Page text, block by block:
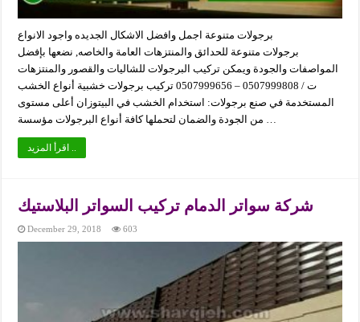
برجولات متنوعة اجمل وافضل الاشكال الجديده واجود الانواع
برجولات متنوعة للحدائق والمنتزهات العامة والخاصه, نضعها بإفضل
المواصفات والجودة ويمكن تركيب البرجولات للشاليات والقصور والمنتزهات
ت / 0507999808 – 0507999656 تركيب برجولات خشبية أنواع الخشب
المستخدمة في صنع برجولات: استخدام الخشب في البيتوزان أعلى مستوى
شركة سواتر الدمام تركيب السواتر البلاستيك
December 29, 2018 603